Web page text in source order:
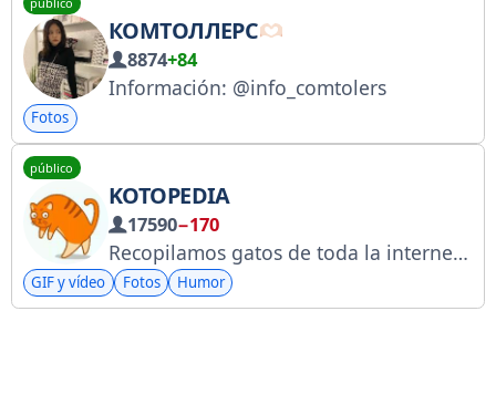
КОМТОЛЛЕРС
8874+84
Información: @info_comtolers
Fotos
público
KOTOPEDIA
17590−170
Recopilamos gatos de toda la internet y los publicamos directamente en tu feed. Contenido para mayores de 16 años. Las normas para comentar en las publicaciones están aquí: https://t.me/kotopediya_chat/15300. Propietario: @Heliac @Ambergem (publicidad y pago). Envía gatos a @sendcatskp_bot
GIF y vídeo Fotos Humor